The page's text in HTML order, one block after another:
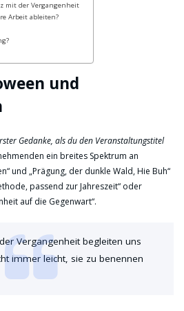
mit der Vergangenheit
Arbeit ableiten?
und
Gedanke, als du den Veranstaltungstitel
ein breites Spektrum an
und „Prägung, der dunkle Wald, Hie Buh“
passend zur Jahreszeit“ oder
auf die Gegenwart“.
Vergangenheit begleiten uns
immer leicht, sie zu benennen